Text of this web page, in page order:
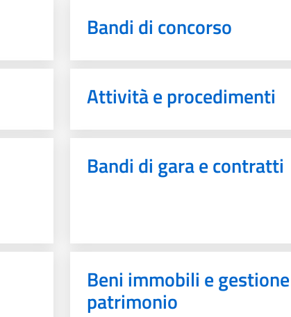
Bandi di concorso
Attività e procedimenti
Bandi di gara e contratti
Beni immobili e gestione
patrimonio